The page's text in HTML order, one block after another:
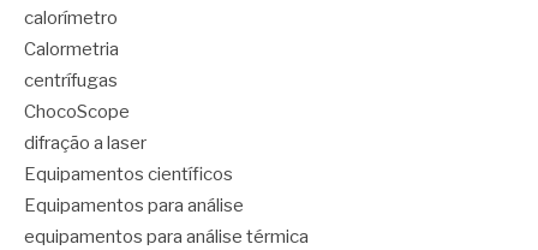
calorímetro
Calormetria
centrífugas
ChocoScope
difração a laser
Equipamentos científicos
Equipamentos para análise
equipamentos para análise térmica